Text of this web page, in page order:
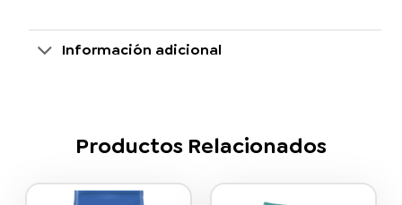
Información adicional
Productos Relacionados